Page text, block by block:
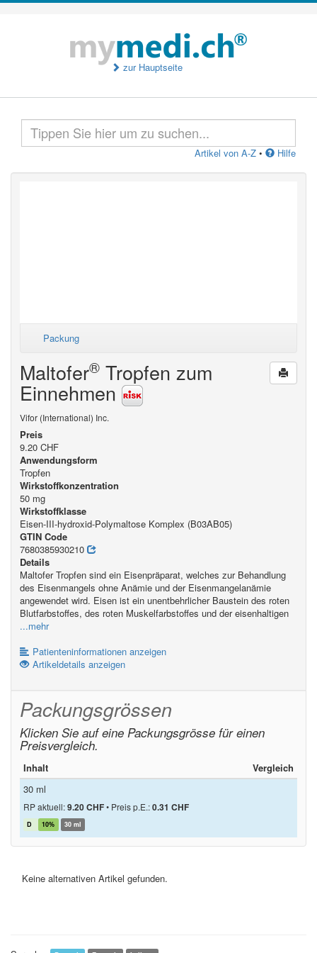
zur Hauptseite
Artikel von A-Z • Hilfe
Packung
Maltofer® Tropfen zum
Einnehmen
Vifor (International) Inc.
Preis
9.20 CHF
Anwendungsform
Tropfen
Wirkstoffkonzentration
50 mg
Wirkstoffklasse
Eisen-III-hydroxid-Polymaltose Komplex (B03AB05)
GTIN Code
7680385930210
Details
Maltofer Tropfen sind ein Eisenpräparat, welches zur Behandlung
des Eisenmangels ohne Anämie und der Eisenmangelanämie
angewendet wird. Eisen ist ein unentbehrlicher Baustein des roten
Blutfarbstoffes, des roten Muskelfarbstoffes und der eisenhaltigen
...mehr
Patienteninformationen anzeigen
Artikeldetails anzeigen
Packungsgrössen
Klicken Sie auf eine Packungsgrösse für einen
Preisvergleich.
Inhalt
Vergleich
30 ml
RP aktuell:9.20 CHF• Preis p.E.:0.31 CHF
D 10% 30 ml
Keine alternativen Artikel gefunden.